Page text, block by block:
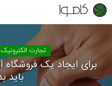
تجارت الکترونیک
برای ایجاد یک فروشگاه
باید